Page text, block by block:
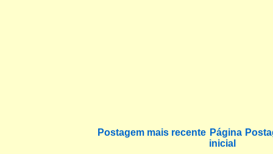
Postagem mais recente Página
inicial